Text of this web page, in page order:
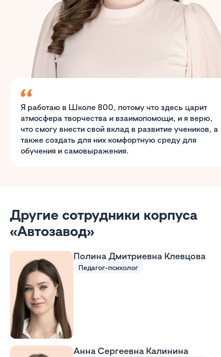
Я работаю в Школе 800, потому что здесь царит
атмосфера творчества и взаимопомощи, и я верю,
что смогу внести свой вклад в развитие учеников, а
также создать для них комфортную среду для
обучения и самовыражения.
Другие сотрудники корпуса
«Автозавод»
Полина Дмитриевна Клевцова
Педагог-психолог
Анна Сергеевна Калинина